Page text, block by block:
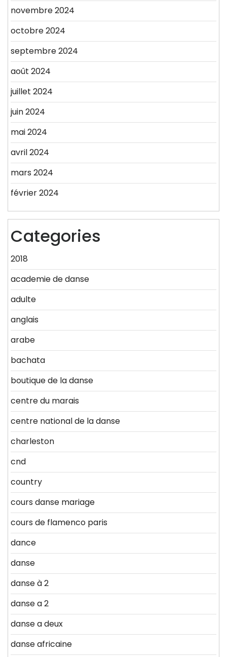
novembre 2024
octobre 2024
septembre 2024
août 2024
juillet 2024
juin 2024
mai 2024
avril 2024
mars 2024
février 2024
Categories
2018
academie de danse
adulte
anglais
arabe
bachata
boutique de la danse
centre du marais
centre national de la danse
charleston
cnd
country
cours danse mariage
cours de flamenco paris
dance
danse
danse à 2
danse a 2
danse a deux
danse africaine